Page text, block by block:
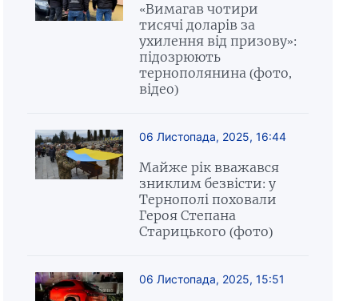
«Вимагав чотири
тисячі доларів за
ухилення від призову»:
підозрюють
тернополянина (фото,
відео)
06 Листопада, 2025, 16:44
Майже рік вважався
зниклим безвісти: у
Тернополі поховали
Героя Степана
Старицького (фото)
06 Листопада, 2025, 15:51